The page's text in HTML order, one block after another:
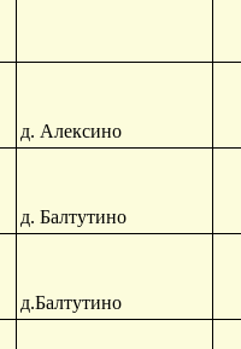
д. Алексино
д. Балтутино
д.Балтутино